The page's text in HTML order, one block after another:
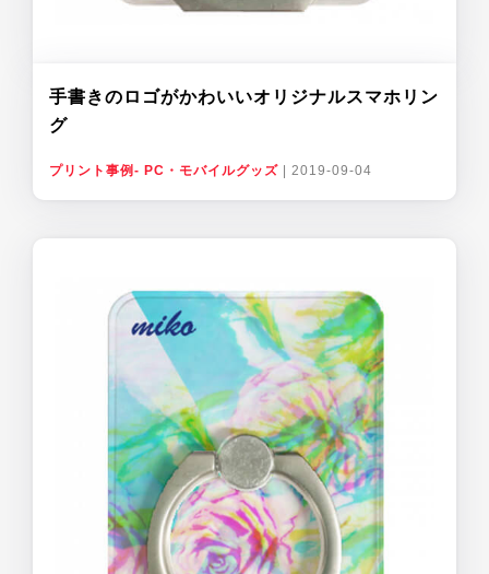
手書きのロゴがかわいいオリジナルスマホリン
グ
プリント事例- PC・モバイルグッズ 2019-09-04